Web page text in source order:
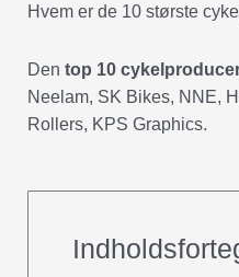
Hvem er de 10 største
Den top 10
Neelam, SK Bikes, NNE,
Rollers, KPS Graphics.